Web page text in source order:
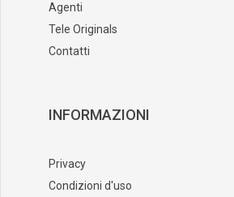
Agenti
Tele Originals
Contatti
INFORMAZIONI
Privacy
Condizioni d'uso